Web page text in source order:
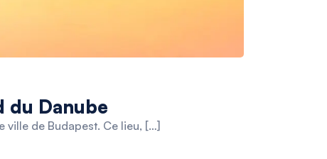
du Danube
ville de Budapest. Ce lieu, […]